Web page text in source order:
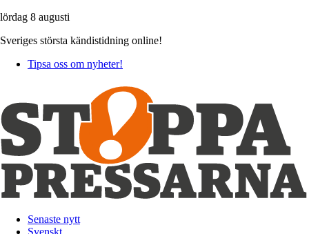
lördag 8 augusti
Sveriges största kändistidning online!
Tipsa oss om nyheter!
Senaste nytt
Svenskt